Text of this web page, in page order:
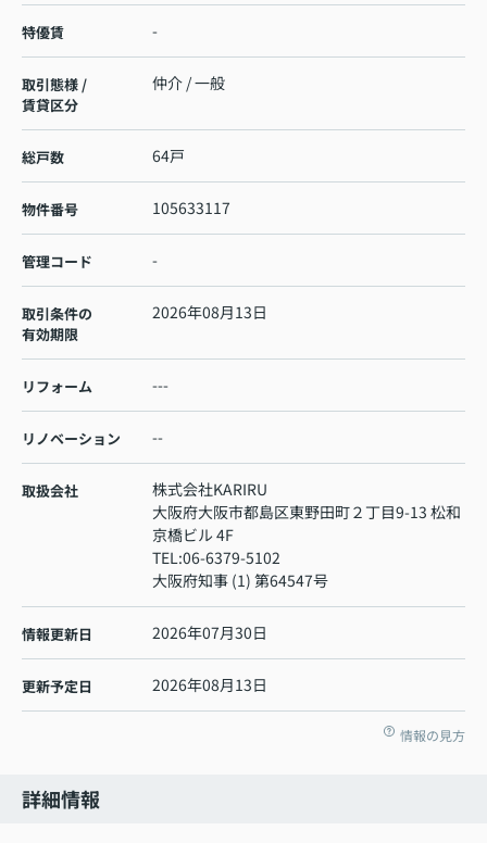
特優賃 -
取引態様 /
賃貸区分
仲介 / 一般
総戸数 64戸
物件番号 105633117
管理コード -
取引条件の
有効期限
2026年08月13日
リフォーム ---
リノベーション --
取扱会社
株式会社KARIRU
大阪府大阪市都島区東野田町２丁目9-13 松和
京橋ビル 4F
TEL:06-6379-5102
大阪府知事 (1) 第64547号
情報更新日 2026年07月30日
更新予定日 2026年08月13日
情報の見方
詳細情報